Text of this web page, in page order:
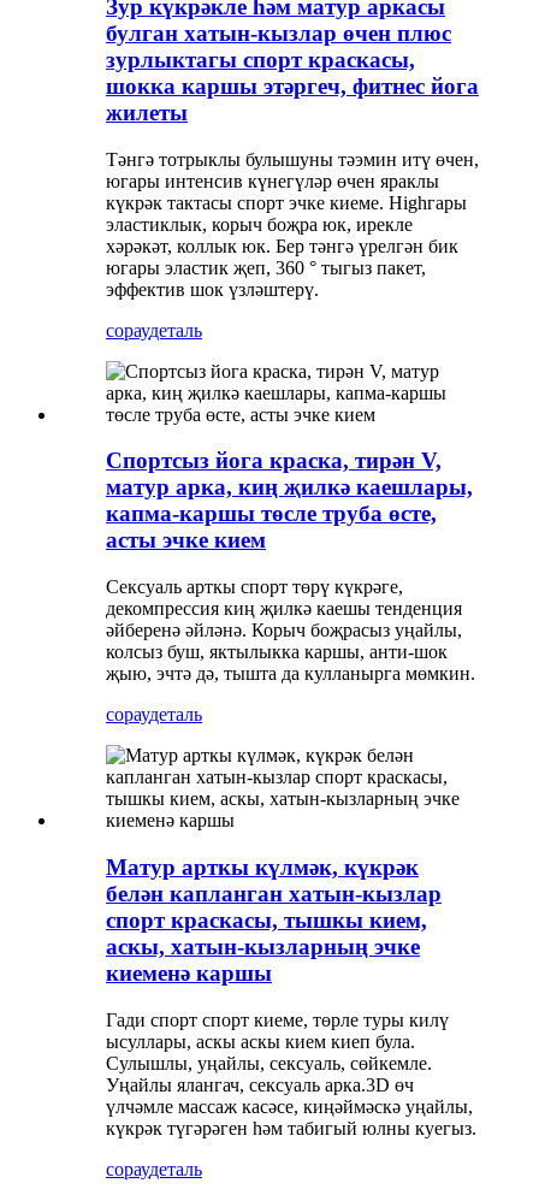
Зур күкрәкле һәм матур аркасы
булган хатын-кызлар өчен плюс
зурлыктагы спорт краскасы,
шокка каршы этәргеч, фитнес йога
жилеты
Тәнгә тотрыклы булышуны тәэмин итү өчен,
югары интенсив күнегүләр өчен яраклы
күкрәк тактасы спорт эчке киеме. Highгары
эластиклык, корыч боҗра юк, ирекле
хәрәкәт, коллык юк. Бер тәнгә үрелгән бик
югары эластик җеп, 360 ° тыгыз пакет,
эффектив шок үзләштерү.
сораудеталь
Спортсыз йога краска, тирән V,
матур арка, киң җилкә каешлары,
капма-каршы төсле труба өсте,
асты эчке кием
Сексуаль арткы спорт төрү күкрәге,
декомпрессия киң җилкә каешы тенденция
әйберенә әйләнә. Корыч боҗрасыз уңайлы,
колсыз буш, яктылыкка каршы, анти-шок
җыю, эчтә дә, тышта да кулланырга мөмкин.
сораудеталь
Матур арткы күлмәк, күкрәк
белән капланган хатын-кызлар
спорт краскасы, тышкы кием,
аскы, хатын-кызларның эчке
киеменә каршы
Гади спорт спорт киеме, төрле туры килү
ысуллары, аскы аскы кием киеп була.
Сулышлы, уңайлы, сексуаль, сөйкемле.
Уңайлы ялангач, сексуаль арка.3D өч
үлчәмле массаж касәсе, киңәймәскә уңайлы,
күкрәк түгәрәген һәм табигый юлны куегыз.
сораудеталь